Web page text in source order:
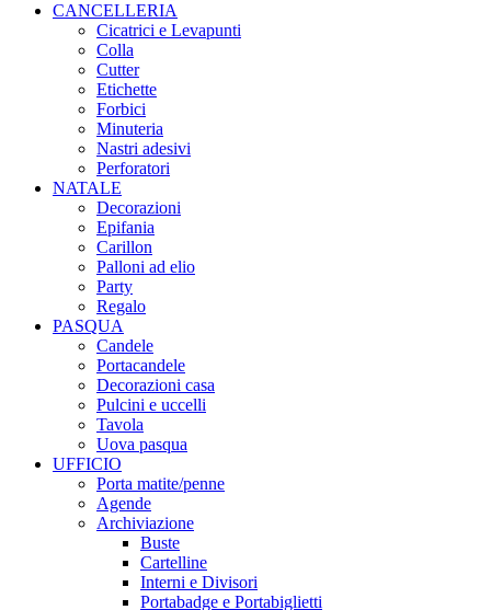
CANCELLERIA
Cicatrici e Levapunti
Colla
Cutter
Etichette
Forbici
Minuteria
Nastri adesivi
Perforatori
NATALE
Decorazioni
Epifania
Carillon
Palloni ad elio
Party
Regalo
PASQUA
Candele
Portacandele
Decorazioni casa
Pulcini e uccelli
Tavola
Uova pasqua
UFFICIO
Porta matite/penne
Agende
Archiviazione
Buste
Cartelline
Interni e Divisori
Portabadge e Portabiglietti